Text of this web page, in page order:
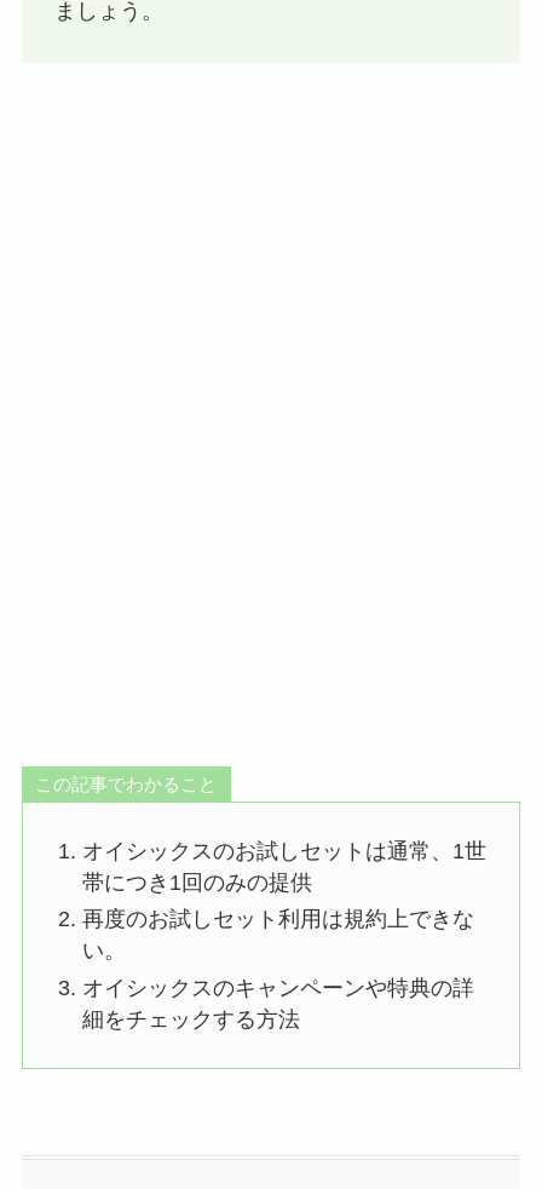
ましょう。
この記事でわかること
オイシックスのお試しセットは通常、1世
帯につき1回のみの提供
再度のお試しセット利用は規約上できな
い。
オイシックスのキャンペーンや特典の詳
細をチェックする方法